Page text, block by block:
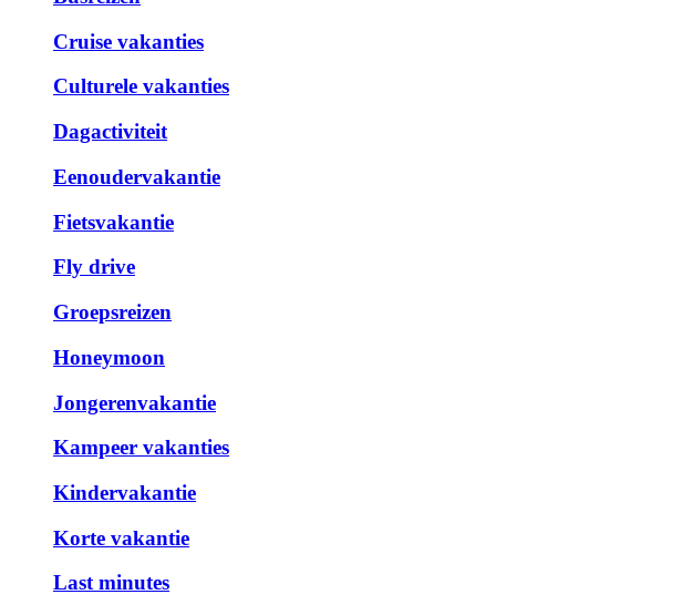
Cruise vakanties
Culturele vakanties
Dagactiviteit
Eenoudervakantie
Fietsvakantie
Fly drive
Groepsreizen
Honeymoon
Jongerenvakantie
Kampeer vakanties
Kindervakantie
Korte vakantie
Last minutes